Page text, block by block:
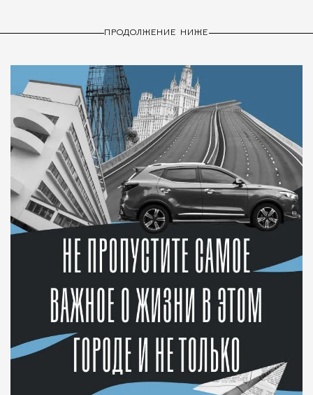
ПРОДОЛЖЕНИЕ НИЖЕ